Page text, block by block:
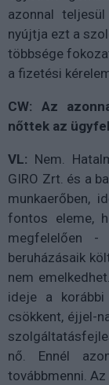
azonnal
nyújtja ezt a
többsége
a fizetési
CW: Az
nőttek az
VL: Nem.
GIRO Zrt. és a
munkaerőben,
fontos eleme,
megfelelően -
beruházásaik
nem
ideje a
csökkent, éjjel-
nő. Ennél
továbbmenni.